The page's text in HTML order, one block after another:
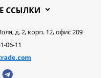
ССЫЛКИ
д. 2, корп. 12, офис 209
06-11